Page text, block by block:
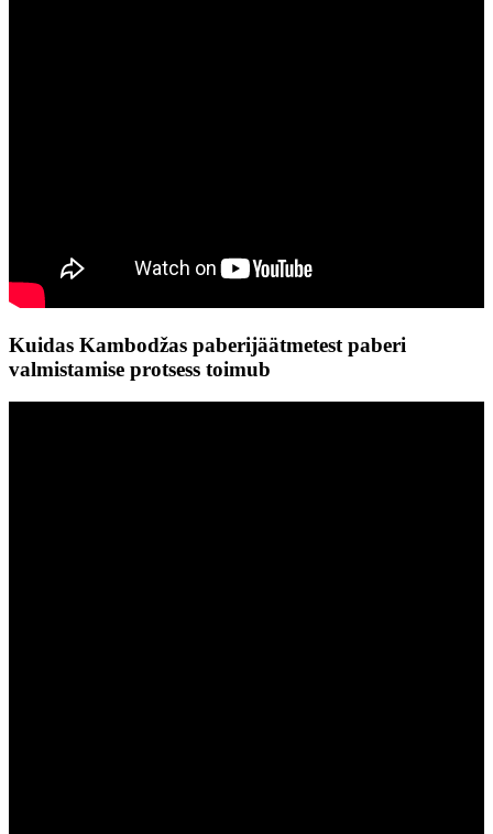
Kuidas Kambodžas paberijäätmetest paberi
valmistamise protsess toimub